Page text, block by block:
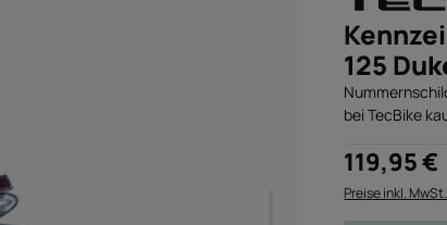
125
bei TecBike
Regulärer Preis:
119,95 €
Preise inkl.